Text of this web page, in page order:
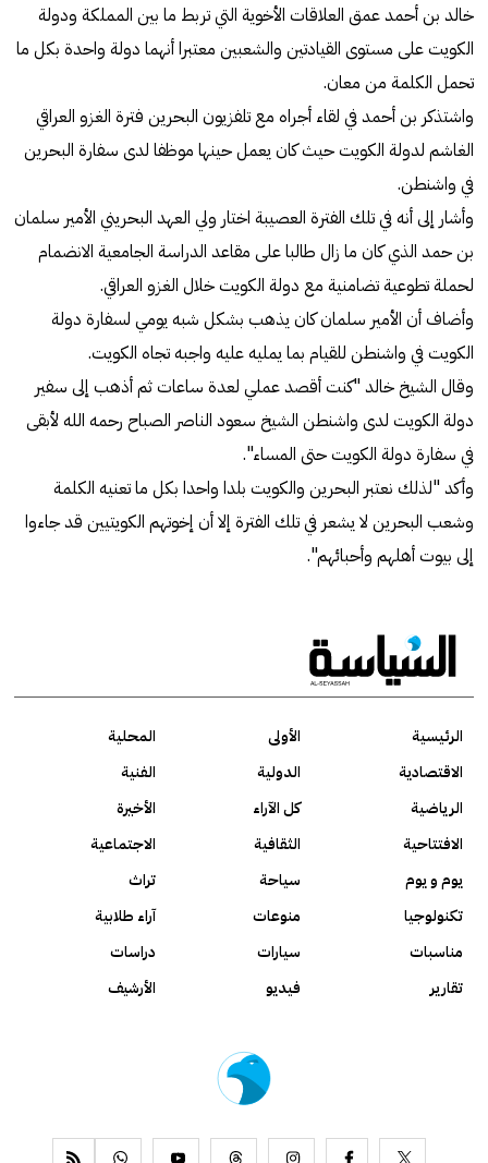
خالد بن أحمد عمق العلاقات الأخوية التي تربط ما بين المملكة ودولة
الكويت على مستوى القيادتين والشعبين معتبرا أنهما دولة واحدة بكل ما
تحمل الكلمة من معان.
واشتذكر بن أحمد في لقاء أجراه مع تلفزيون البحرين فترة الغزو العراقي
الغاشم لدولة الكويت حيث كان يعمل حينها موظفا لدى سفارة البحرين
في واشنطن.
وأشار إلى أنه في تلك الفترة العصيبة اختار ولي العهد البحريني الأمير سلمان
بن حمد الذي كان ما زال طالبا على مقاعد الدراسة الجامعية الانضمام
لحملة تطوعية تضامنية مع دولة الكويت خلال الغزو العراقي.
وأضاف أن الأمير سلمان كان يذهب بشكل شبه يومي لسفارة دولة
الكويت في واشنطن للقيام بما يمليه عليه واجبه تجاه الكويت.
وقال الشيخ خالد "كنت أقصد عملي لعدة ساعات ثم أذهب إلى سفير
دولة الكويت لدى واشنطن الشيخ سعود الناصر الصباح رحمه الله لأبقى
في سفارة دولة الكويت حتى المساء".
وأكد "لذلك نعتبر البحرين والكويت بلدا واحدا بكل ما تعنيه الكلمة
وشعب البحرين لا يشعر في تلك الفترة إلا أن إخوتهم الكويتيين قد جاءوا
إلى بيوت أهلهم وأحبائهم".
الرئيسية الأولى
المحلية
الاقتصادية
الدولية
الفنية
الرياضية
كل الآراء
الأخيرة
الافتتاحية
الثقافية
الاجتماعية
يوم و يوم
سياحة
تراث
تكنولوجيا
منوعات
آراء طلابية
مناسبات
سيارات
دراسات
تقارير
فيديو الأرشيف